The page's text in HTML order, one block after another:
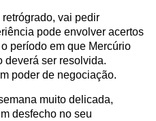
vai pedir
pode envolver acertos
período em que Mercúrio
deverá ser resolvida.
poder de negociação.
muito delicada,
desfecho no seu